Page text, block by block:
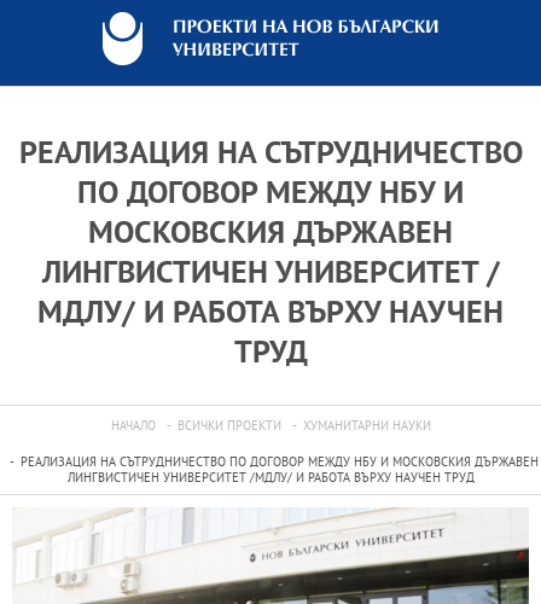
РЕАЛИЗАЦИЯ НА СЪТРУДНИЧЕСТВО
ПО ДОГОВОР МЕЖДУ НБУ И
МОСКОВСКИЯ ДЪРЖАВЕН
ЛИНГВИСТИЧЕН УНИВЕРСИТЕТ /
МДЛУ/ И РАБОТА ВЪРХУ НАУЧЕН
ТРУД
НАЧАЛО ВСИЧКИ ПРОЕКТИ ХУМАНИТАРНИ НАУКИ
РЕАЛИЗАЦИЯ НА СЪТРУДНИЧЕСТВО ПО ДОГОВОР МЕЖДУ НБУ И МОСКОВСКИЯ ДЪРЖАВЕН
ЛИНГВИСТИЧЕН УНИВЕРСИТЕТ /МДЛУ/ И РАБОТА ВЪРХУ НАУЧЕН ТРУД